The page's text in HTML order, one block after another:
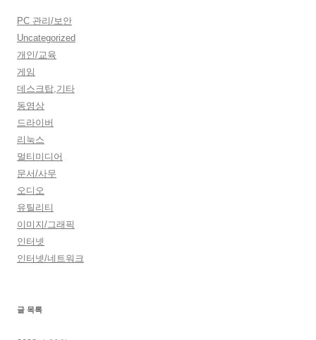
PC 관리/보안
Uncategorized
개인/교육
게임
데스크탑,기타
동영상
드라이버
리눅스
멀티미디어
문서/사무
오디오
유틸리티
이미지/그래픽
인터넷
인터넷/네트워크
글 목록